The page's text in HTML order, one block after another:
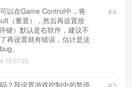
#4
以在Game Control中，将
（重置），然后再设置按
键）默认是右软件，建议不
再设置就有错误，估计是这
。
15:07:23
？我设置游戏控制中的暂停